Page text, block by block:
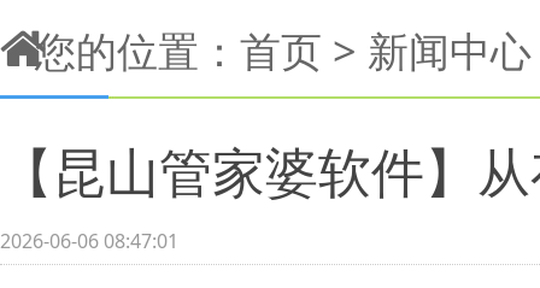
您的位置： 首页 > 新闻中心
【昆山管家婆软件】
2026-06-06 08:47:01